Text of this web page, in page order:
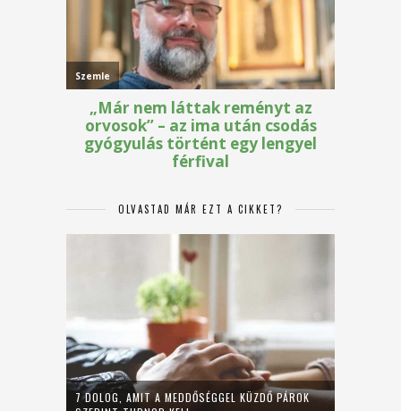
OLVASTAD MÁR EZT A CIKKET?
7 DOLOG, AMIT A MEDDŐSÉGGEL KÜZDŐ PÁROK